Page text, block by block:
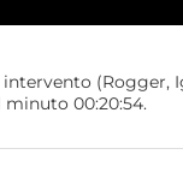
(Rogger,
00:20:54.